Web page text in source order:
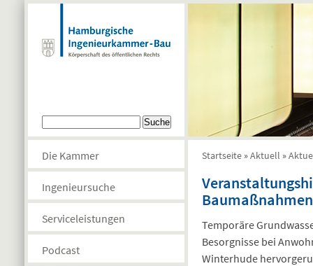
Direkt zum Inhalt
Suchformular
Die Kammer
Ingenieursuche
Serviceleistungen
Podcast
Sie sind hier
Startseite »Aktuell »
Temporäre
Besorgnisse bei
Winterhude